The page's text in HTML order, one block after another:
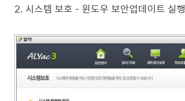
2. 시스템 보호 - 윈도우 보안업데이트 실행